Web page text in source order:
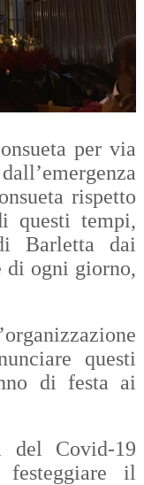
per via
rispetto
questi tempi,
Barletta dai
di ogni giorno,
questi
di festa ai
del Covid-19
festeggiare il